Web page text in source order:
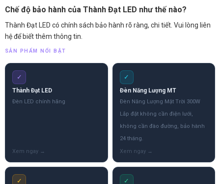
Chế độ bảo hành của Thành Đạt LED như thế nào?
Thành Đạt LED có chính sách bảo hành rõ ràng, chi tiết. Vui lòng liên
hệ để biết thêm thông tin.
SẢN PHẨM NỔI BẬT
✓
Thành Đạt LED
Đèn LED chính hãng
✓
Đèn Năng Lượng MT
Đèn Năng Lượng Mặt Trời 300W
Lắp đặt không cần điện lưới,
không cần đào đường, bảo hành
24 tháng.
✓ ✓